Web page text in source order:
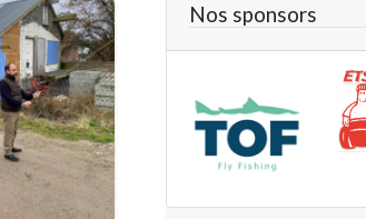
Nos sponsors